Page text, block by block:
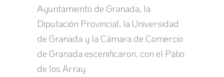
Ayuntamiento de Granada, la
Diputación Provincial, la Universidad
de Granada y la Cámara de Comercio
de Granada escenificaron, con el Patio
de los Array